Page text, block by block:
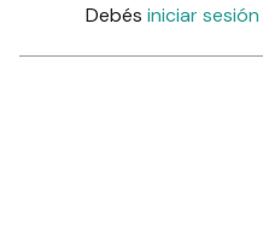
Debés iniciar sesión